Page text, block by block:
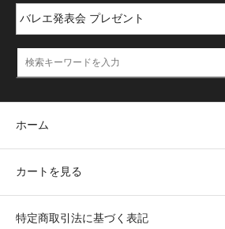
ホーム
カートを見る
特定商取引法に基づく表記